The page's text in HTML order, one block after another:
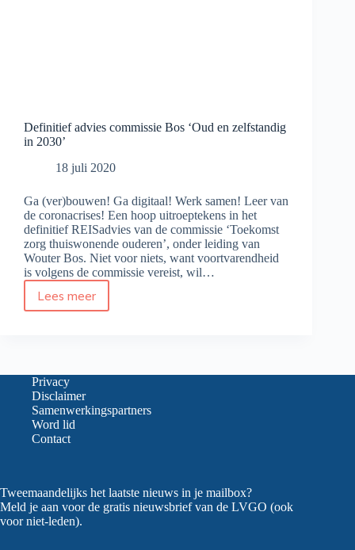
Definitief advies commissie Bos ‘Oud en zelfstandig
in 2030’
18 juli 2020
Ga (ver)bouwen! Ga digitaal! Werk samen! Leer van
de coronacrises! Een hoop uitroeptekens in het
definitief REISadvies van de commissie ‘Toekomst
zorg thuiswonende ouderen’, onder leiding van
Wouter Bos. Niet voor niets, want voortvarendheid
is volgens de commissie vereist, wil…
Lees meer
Definitief
en
zelfstandig
in
2030’
Privacy
Disclaimer
Samenwerkingspartners
Word lid
Contact
Tweemaandelijks het laatste nieuws in je mailbox?
Meld je aan voor de gratis nieuwsbrief van de LVGO (ook
voor niet-leden).